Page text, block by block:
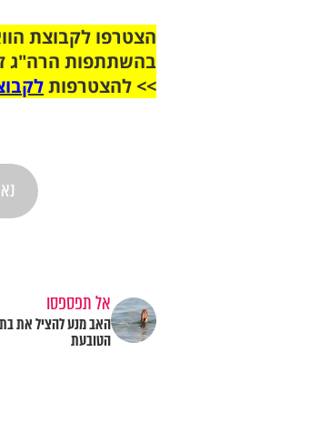
בהשתתפות הרה"ג
>> להצטרפות
אל תפספסו
האב מנע להציל את
הטובעת